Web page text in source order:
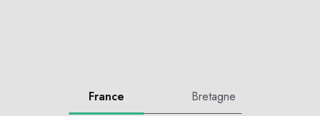
France Bretagne